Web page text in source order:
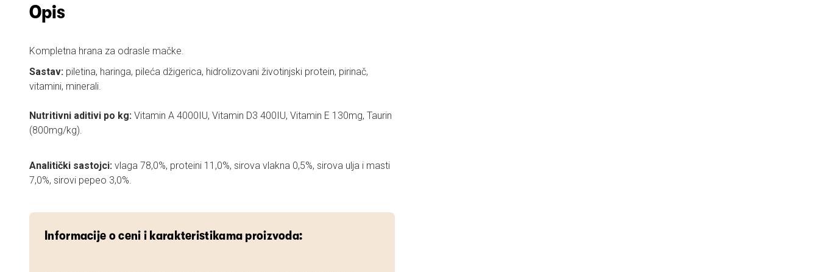
Opis
Kompletna hrana za odrasle mačke.
Sastav: piletina, haringa, pileća džigerica, hidrolizovani životinjski protein, pirinač,
vitamini, minerali.
Nutritivni aditivi po kg: Vitamin A 4000IU, Vitamin D3 400IU, Vitamin E 130mg, Taurin
(800mg/kg).
Analitički sastojci: vlaga 78,0%, proteini 11,0%, sirova vlakna 0,5%, sirova ulja i masti
7,0%, sirovi pepeo 3,0%.
Informacije o ceni i karakteristikama proizvoda: